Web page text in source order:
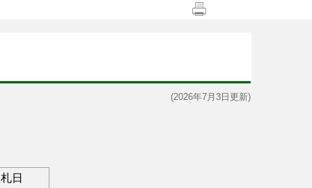
(2026年7月3日更新)
日